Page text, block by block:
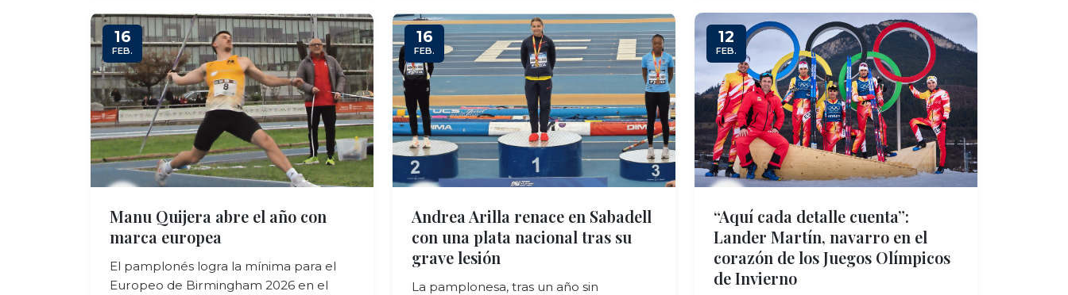
16
FEB.
Manu Quijera abre el año con
marca europea
El pamplonés logra la mínima para el
Europeo de Birmingham 2026 en el
16
FEB.
Andrea Arilla renace en Sabadell
con una plata nacional tras su
grave lesión
La pamplonesa, tras un año sin
12
FEB.
“Aquí cada detalle cuenta”:
Lander Martín, navarro en el
corazón de los Juegos Olímpicos
de Invierno